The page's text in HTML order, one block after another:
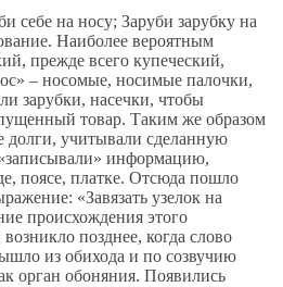
себе на носу; Заруби зарубку на
Наиболее вероятным
прежде всего купеческий,
– носомые, носимые палочки,
зарубки, насечки, чтобы
товар. Таким же образом
долги, учитывали сделанную
информацию,
поясе, платке. Отсюда пошло
«Завязать узелок на
происхождения этого
позднее, когда слово
из обихода и по созвучию
орган обоняния. Появились